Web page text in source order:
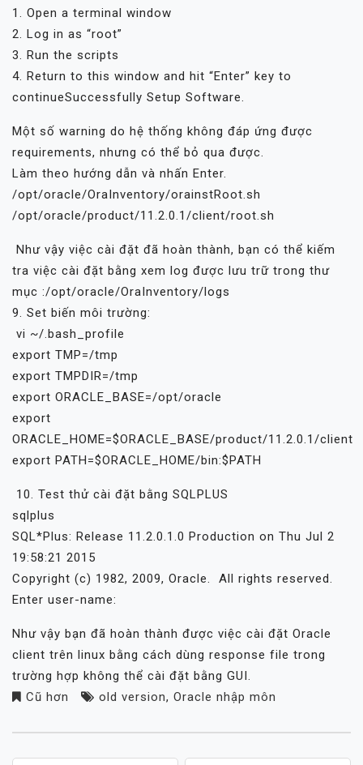
1. Open a terminal window
2. Log in as “root”
3. Run the scripts
4. Return to this window and hit “Enter” key to
continueSuccessfully Setup Software.
Một số warning do hệ thống không đáp ứng được
requirements, nhưng có thể bỏ qua được.
Làm theo hướng dẫn và nhấn Enter.
/opt/oracle/OraInventory/orainstRoot.sh
/opt/oracle/product/11.2.0.1/client/root.sh
Như vậy việc cài đặt đã hoàn thành, bạn có thể kiếm
tra việc cài đặt bằng xem log được lưu trữ trong thư
mục :/opt/oracle/OraInventory/logs
9. Set biến môi trường:
vi ~/.bash_profile
export TMP=/tmp
export TMPDIR=/tmp
export ORACLE_BASE=/opt/oracle
export
ORACLE_HOME=$ORACLE_BASE/product/11.2.0.1/client
export PATH=$ORACLE_HOME/bin:$PATH
10. Test thử cài đặt bằng SQLPLUS
sqlplus
SQL*Plus: Release 11.2.0.1.0 Production on Thu Jul 2
19:58:21 2015
Copyright (c) 1982, 2009, Oracle. All rights reserved.
Enter user-name:
Như vậy bạn đã hoàn thành được việc cài đặt Oracle
client trên linux bằng cách dùng response file trong
trường hợp không thể cài đặt bằng GUI.
Cũ hơn
old version, Oracle nhập môn